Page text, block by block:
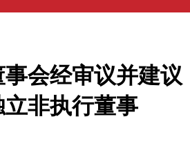
会经审议并建议
非执行董事